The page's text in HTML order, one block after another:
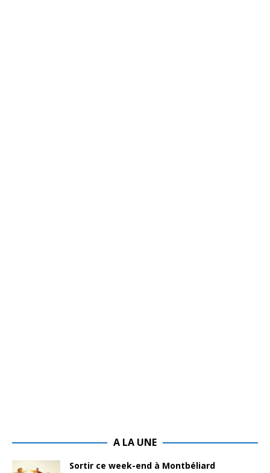
A LA UNE
Sortir ce week-end à Montbéliard